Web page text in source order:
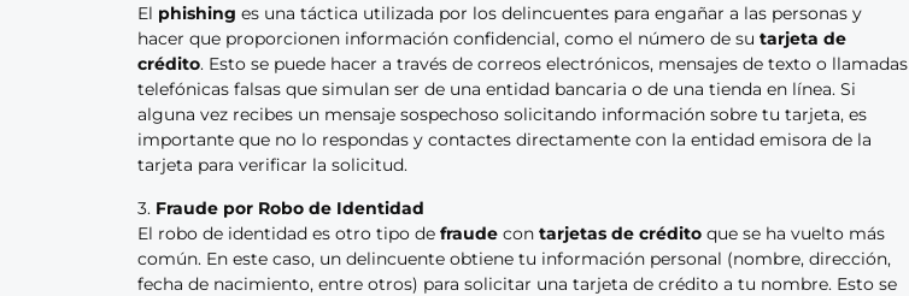
El phishing es una táctica utilizada por los delincuentes para engañar a las personas y
hacer que proporcionen información confidencial, como el número de su tarjeta de
crédito. Esto se puede hacer a través de correos electrónicos, mensajes de texto o llamadas
telefónicas falsas que simulan ser de una entidad bancaria o de una tienda en línea. Si
alguna vez recibes un mensaje sospechoso solicitando información sobre tu tarjeta, es
importante que no lo respondas y contactes directamente con la entidad emisora de la
tarjeta para verificar la solicitud.
3. Fraude por Robo de Identidad
El robo de identidad es otro tipo de fraude con tarjetas de crédito que se ha vuelto más
común. En este caso, un delincuente obtiene tu información personal (nombre, dirección,
fecha de nacimiento, entre otros) para solicitar una tarjeta de crédito a tu nombre. Esto se